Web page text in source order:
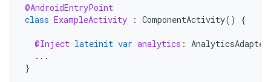
@AndroidEntryPoint
class ExampleActivity : ComponentActivity() {
@Inject lateinit var analytics : AnalyticsAdapter
...
}